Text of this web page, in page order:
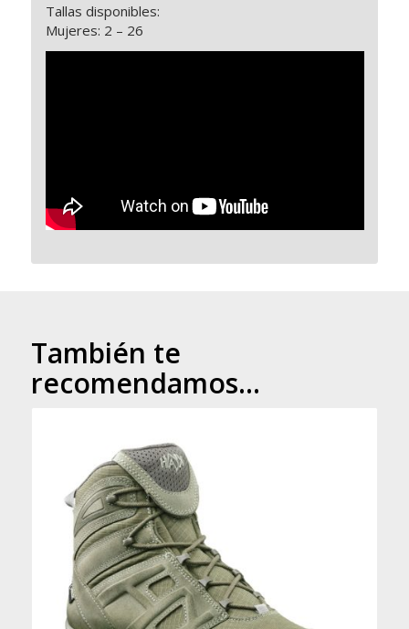
Tallas disponibles:
Mujeres: 2 – 26
También te
recomendamos…